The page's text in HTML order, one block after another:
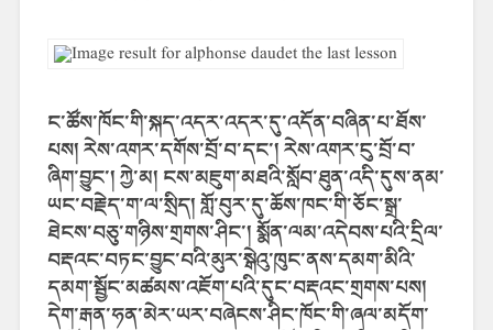
ང་ཚོས་ཁོང་གི་སྐད་འདར་འདར་དུ་འདོན་བཞིན་པ་ཐོས་
པས། རེས་འགར་དགོས་བྲོ་བ་དང་། རེས་འགར་ངུ་བྲོ་བ་
ཞིག་བྱུང་། ཀྱེ་མ། ངས་མཇུག་མཐའི་སློབ་ཐུན་འདི་དུས་ནམ་
ཡང་བརྗེད་ག་ལ་སྲིད། གློ་བུར་དུ་ཆོས་ཁང་གི་ཅོང་སྒྲ་
ཐེངས་བཅུ་གཉིས་གྲགས་ཤིང་། སྨོན་ལམ་འདེབས་པའི་དྲིལ་
བརྡའང་བཏང་བྱུང་བའི་མུར་སྒེའུ་ཁུང་ནས་དམག་མིའི་
དམག་སྦྱོང་མཚམས་འཇོག་པའི་དུང་བརྡའང་གྲགས་པས།
དེག་རྒན་ཧན་མེར་ཡར་བཞེངས་ཤིང་ཁོང་གི་ཞལ་མདོག་